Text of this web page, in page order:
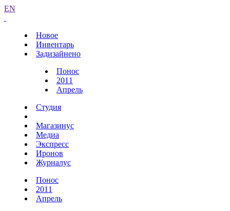
EN
Новое
Инвентарь
Задизайнено
Понос
2011
Апрель
Студия
Магазинус
Медиа
Экспресс
Иронов
Журналус
Понос
2011
Апрель